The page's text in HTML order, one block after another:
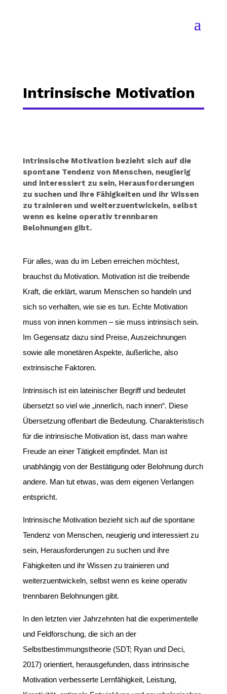
Intrinsische Motivation
Intrinsische Motivation bezieht sich auf die
spontane Tendenz von Menschen, neugierig
und interessiert zu sein, Herausforderungen
zu suchen und ihre Fähigkeiten und ihr Wissen
zu trainieren und weiterzuentwickeln, selbst
wenn es keine operativ trennbaren
Belohnungen gibt.
Für alles, was du im Leben erreichen möchtest,
brauchst du Motivation. Motivation ist die treibende
Kraft, die erklärt, warum Menschen so handeln und
sich so verhalten, wie sie es tun. Echte Motivation
muss von innen kommen – sie muss intrinsisch sein.
Im Gegensatz dazu sind Preise, Auszeichnungen
sowie alle monetären Aspekte, äußerliche, also
extrinsische Faktoren.
Intrinsisch ist ein lateinischer Begriff und bedeutet
übersetzt so viel wie „innerlich, nach innen“. Diese
Übersetzung offenbart die Bedeutung. Charakteristisch
für die intrinsische Motivation ist, dass man wahre
Freude an einer Tätigkeit empfindet. Man ist
unabhängig von der Bestätigung oder Belohnung durch
andere. Man tut etwas, was dem eigenen Verlangen
entspricht.
Intrinsische Motivation bezieht sich auf die spontane
Tendenz von Menschen, neugierig und interessiert zu
sein, Herausforderungen zu suchen und ihre
Fähigkeiten und ihr Wissen zu trainieren und
weiterzuentwickeln, selbst wenn es keine operativ
trennbaren Belohnungen gibt.
In den letzten vier Jahrzehnten hat die experimentelle
und Feldforschung, die sich an der
Selbstbestimmungstheorie (SDT; Ryan und Deci,
2017) orientiert, herausgefunden, dass intrinsische
Motivation verbesserte Lernfähigkeit, Leistung,